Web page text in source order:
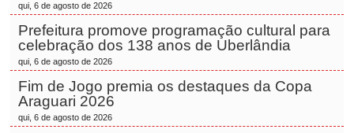
qui, 6 de agosto de 2026
Prefeitura promove programação cultural para
celebração dos 138 anos de Uberlândia
qui, 6 de agosto de 2026
Fim de Jogo premia os destaques da Copa
Araguari 2026
qui, 6 de agosto de 2026